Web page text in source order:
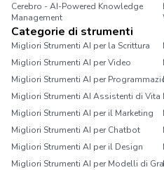
Cerebro - AI-Powered Knowledge
Management
Categorie di strumenti
Migliori Strumenti AI per la Scrittura
Migliori Strumenti AI per Video
Migliori Strumenti AI per
Migliori Strumenti AI Assistenti di Vita
Migliori Strumenti AI per il Marketing
Migliori Strumenti AI per Chatbot
Migliori Strumenti AI per il Design
Migliori Strumenti AI per Modelli di